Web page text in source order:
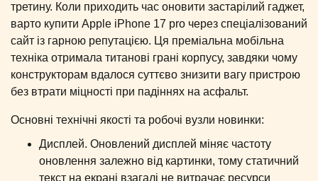
третину. Коли приходить час оновити застарілий гаджет,
варто купити Apple iPhone 17 pro через спеціалізований
сайт із гарною репутацією. Ця преміальна мобільна
техніка отримала титанові грані корпусу, завдяки чому
конструкторам вдалося суттєво знизити вагу пристрою
без втрати міцності при падіннях на асфальт.
Основні технічні якості та робочі вузли новинки:
Дисплей. Оновлений дисплей міняє частоту
оновлення залежно від картинки, тому статичний
текст на екрані взагалі не витрачає ресурси